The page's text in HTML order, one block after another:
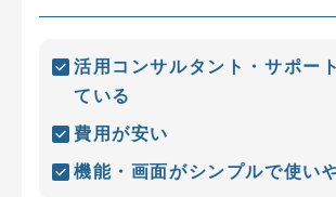
活用コンサルタント・サポー
ている
費用が安い
機能・画面がシンプルで使い